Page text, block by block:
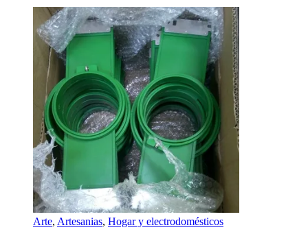
Arte, Artesanias, Hogar y electrodomésticos